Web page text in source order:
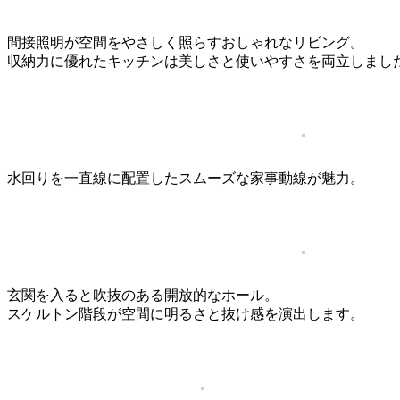
間接照明が空間をやさしく照らすおしゃれなリビング。
収納力に優れたキッチンは美しさと使いやすさを両立しまし
水回りを一直線に配置したスムーズな家事動線が魅力。
玄関を入ると吹抜のある開放的なホール。
スケルトン階段が空間に明るさと抜け感を演出します。